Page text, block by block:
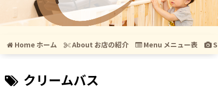
Home ホーム About お店の紹介 Menu メニュー表
クリームバス